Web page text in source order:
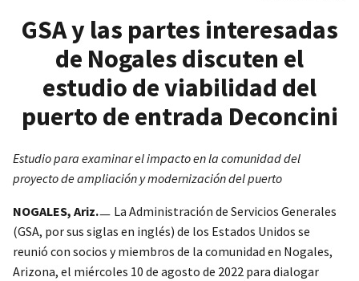
GSA y las partes interesadas
de Nogales discuten el
estudio de viabilidad del
puerto de entrada Deconcini
Estudio para examinar el impacto en la comunidad del
proyecto de ampliación y modernización del puerto
NOGALES, Ariz.ㅡ La Administración de Servicios Generales
(GSA, por sus siglas en inglés) de los Estados Unidos se
reunió con socios y miembros de la comunidad en Nogales,
Arizona, el miércoles 10 de agosto de 2022 para dialogar